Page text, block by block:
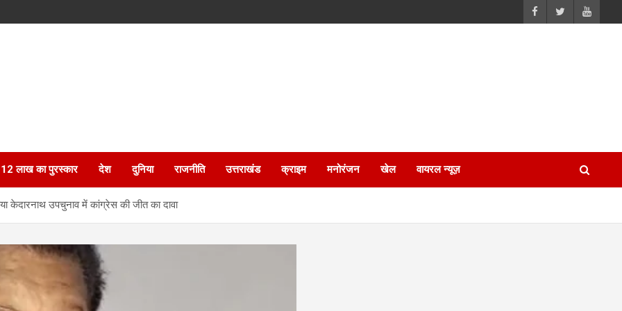
12 लाख का पुरस्कार देश दुनिया राजनीति उत्तराखंड क्राइम मनोरंजन खेल वायरल न्यूज़
केदारनाथ उपचुनाव में कांग्रेस की जीत का दावा